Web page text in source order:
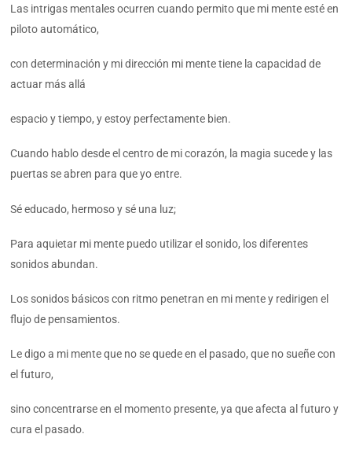
Las intrigas mentales ocurren cuando permito que mi mente esté en
piloto automático,
con determinación y mi dirección mi mente tiene la capacidad de
actuar más allá
espacio y tiempo, y estoy perfectamente bien.
Cuando hablo desde el centro de mi corazón, la magia sucede y las
puertas se abren para que yo entre.
Sé educado, hermoso y sé una luz;
Para aquietar mi mente puedo utilizar el sonido, los diferentes
sonidos abundan.
Los sonidos básicos con ritmo penetran en mi mente y redirigen el
flujo de pensamientos.
Le digo a mi mente que no se quede en el pasado, que no sueñe con
el futuro,
sino concentrarse en el momento presente, ya que afecta al futuro y
cura el pasado.